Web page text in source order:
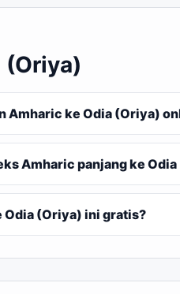
(Oriya)
Amharic ke Odia (Oriya)
Amharic panjang ke
(Oriya) ini gratis?